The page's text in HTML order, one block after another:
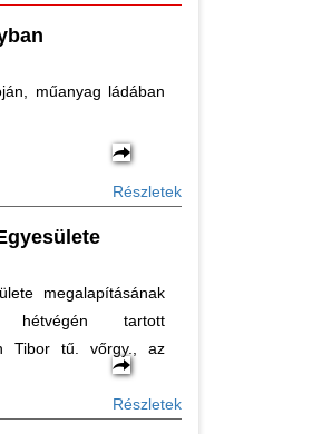
műanyag ládában
Részletek
megalapításának
hétvégén tartott
Tibor tű. vőrgy., az
Részletek